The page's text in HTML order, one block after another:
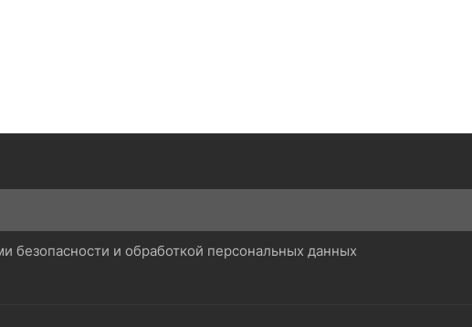
безопасности и обработкой персональных данных